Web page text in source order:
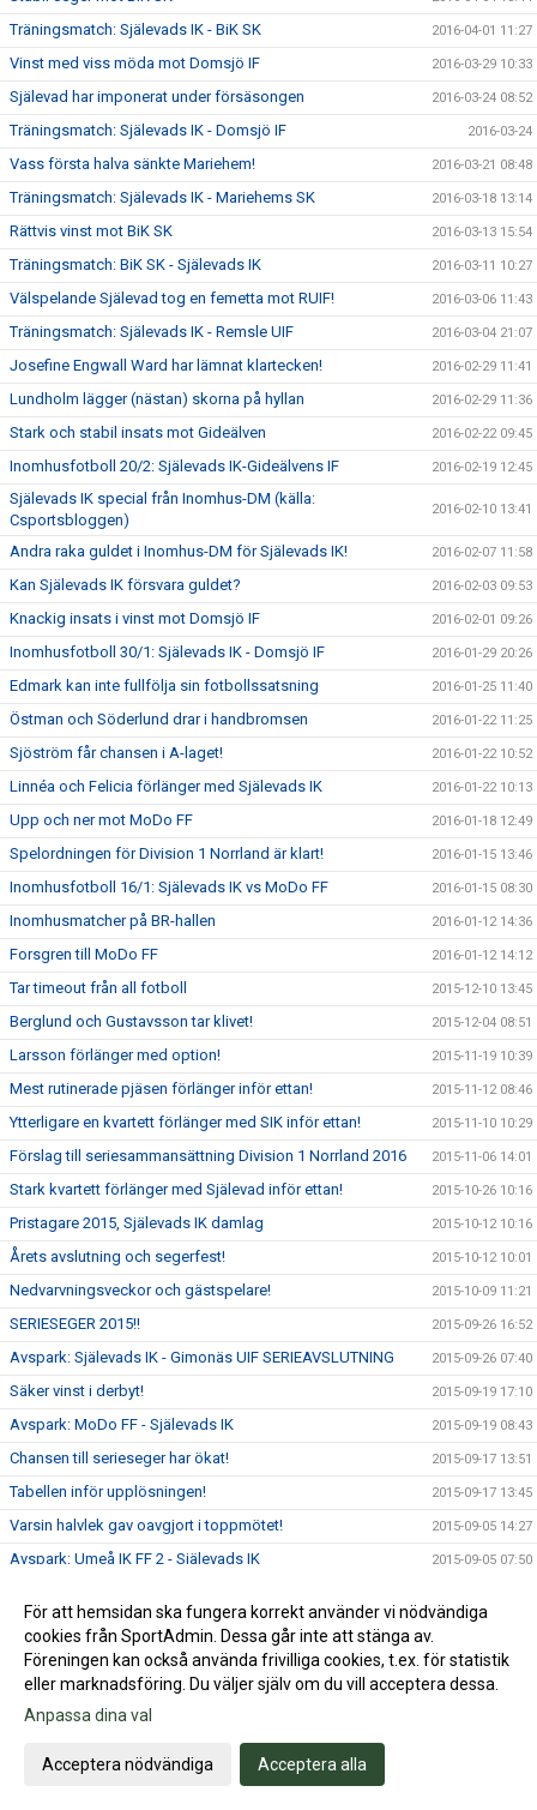
Träningsmatch: Själevads IK - BiK SK 2016-04-01 11:27
Vinst med viss möda mot Domsjö IF 2016-03-29 10:33
Själevad har imponerat under försäsongen 2016-03-24 08:52
Träningsmatch: Själevads IK - Domsjö IF 2016-03-24
Vass första halva sänkte Mariehem! 2016-03-21 08:48
Träningsmatch: Själevads IK - Mariehems SK 2016-03-18 13:14
Rättvis vinst mot BiK SK 2016-03-13 15:54
Träningsmatch: BiK SK - Själevads IK 2016-03-11 10:27
Välspelande Själevad tog en femetta mot RUIF! 2016-03-06 11:43
Träningsmatch: Själevads IK - Remsle UIF 2016-03-04 21:07
Josefine Engwall Ward har lämnat klartecken! 2016-02-29 11:41
Lundholm lägger (nästan) skorna på hyllan 2016-02-29 11:36
Stark och stabil insats mot Gideälven 2016-02-22 09:45
Inomhusfotboll 20/2: Själevads IK-Gideälvens IF 2016-02-19 12:45
Själevads IK special från Inomhus-DM (källa:
Csportsbloggen)
2016-02-10 13:41
Andra raka guldet i Inomhus-DM för Själevads IK! 2016-02-07 11:58
Kan Själevads IK försvara guldet? 2016-02-03 09:53
Knackig insats i vinst mot Domsjö IF 2016-02-01 09:26
Inomhusfotboll 30/1: Själevads IK - Domsjö IF 2016-01-29 20:26
Edmark kan inte fullfölja sin fotbollssatsning 2016-01-25 11:40
Östman och Söderlund drar i handbromsen 2016-01-22 11:25
Sjöström får chansen i A-laget! 2016-01-22 10:52
Linnéa och Felicia förlänger med Själevads IK 2016-01-22 10:13
Upp och ner mot MoDo FF 2016-01-18 12:49
Spelordningen för Division 1 Norrland är klart! 2016-01-15 13:46
Inomhusfotboll 16/1: Själevads IK vs MoDo FF 2016-01-15 08:30
Inomhusmatcher på BR-hallen 2016-01-12 14:36
Forsgren till MoDo FF 2016-01-12 14:12
Tar timeout från all fotboll 2015-12-10 13:45
Berglund och Gustavsson tar klivet! 2015-12-04 08:51
Larsson förlänger med option! 2015-11-19 10:39
Mest rutinerade pjäsen förlänger inför ettan! 2015-11-12 08:46
Ytterligare en kvartett förlänger med SIK inför ettan! 2015-11-10 10:29
Förslag till seriesammansättning Division 1 Norrland 2016 2015-11-06 14:01
Stark kvartett förlänger med Själevad inför ettan! 2015-10-26 10:16
Pristagare 2015, Själevads IK damlag 2015-10-12 10:16
Årets avslutning och segerfest! 2015-10-12 10:01
Nedvarvningsveckor och gästspelare! 2015-10-09 11:21
SERIESEGER 2015!! 2015-09-26 16:52
Avspark: Själevads IK - Gimonäs UIF SERIEAVSLUTNING 2015-09-26 07:40
Säker vinst i derbyt! 2015-09-19 17:10
Avspark: MoDo FF - Själevads IK 2015-09-19 08:43
Chansen till serieseger har ökat! 2015-09-17 13:51
Tabellen inför upplösningen! 2015-09-17 13:45
Varsin halvlek gav oavgjort i toppmötet! 2015-09-05 14:27
Avspark: Umeå IK FF 2 - Själevads IK 2015-09-05 07:50
Avspark: Själevads IK - Spölands Vännäs IF 2015-08-29 08:30
"Själevad kan fixa Division 1-platsen!" 2015-08-28 10:07
Styrkebesked och storvinst! 2015-08-22 16:49
Avspark: Själevads IK - Clemensnäs IF
Själevad i dubbel topp!
För att hemsidan ska fungera korrekt använder vi nödvändiga
cookies från SportAdmin. Dessa går inte att stänga av.
Föreningen kan också använda frivilliga cookies, t.ex. för statistik
eller marknadsföring. Du väljer själv om du vill acceptera dessa.
Anpassa dina val
Acceptera nödvändiga Acceptera alla